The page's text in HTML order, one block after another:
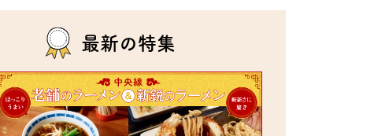
最新の特集